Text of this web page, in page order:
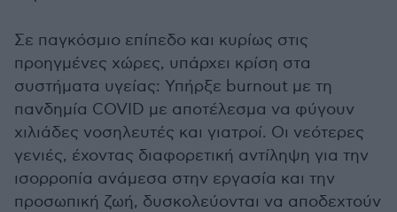
Σε παγκόσμιο επίπεδο και κυρίως στις
προηγμένες χώρες, υπάρχει κρίση στα
συστήματα υγείας: Υπήρξε burnout με τη
πανδημία COVID με αποτέλεσμα να φύγουν
χιλιάδες νοσηλευτές και γιατροί. Οι νεότερες
γενιές, έχοντας διαφορετική αντίληψη για την
ισορροπία ανάμεσα στην εργασία και την
προσωπική ζωή, δυσκολεύονται να αποδεχτούν